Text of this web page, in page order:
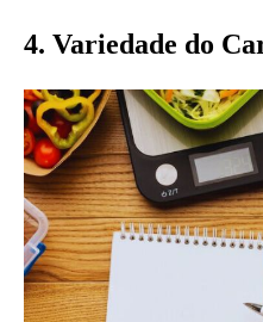
4. Variedade do